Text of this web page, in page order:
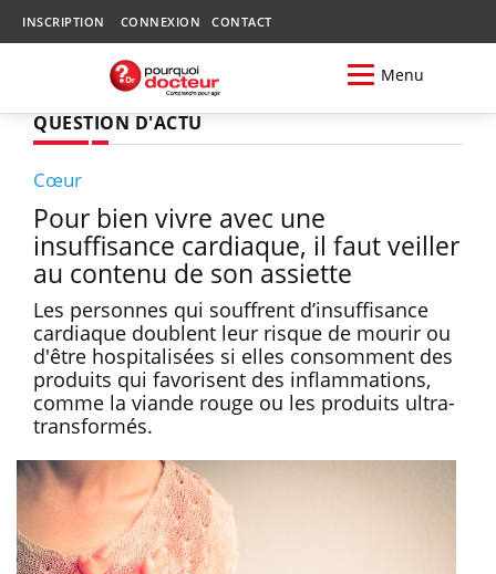
INSCRIPTION CONNEXION CONTACT
Menu
QUESTION D'ACTU
Cœur
Pour bien vivre avec une
insuffisance cardiaque, il faut veiller
au contenu de son assiette
Les personnes qui souffrent d’insuffisance
cardiaque doublent leur risque de mourir ou
d'être hospitalisées si elles consomment des
produits qui favorisent des inflammations,
comme la viande rouge ou les produits ultra-
transformés.